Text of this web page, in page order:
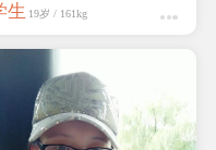
生 19岁 / 161kg